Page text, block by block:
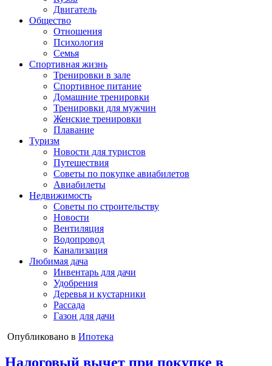
Двигатель
Общество
Отношения
Психология
Семья
Спортивная жизнь
Тренировки в зале
Спортивное питание
Домашние тренировки
Тренировки для мужчин
Женские тренировки
Плавание
Туризм
Новости для туристов
Путешествия
Советы по покупке авиабилетов
Авиабилеты
Недвижимость
Советы по строительству
Новости
Вентиляция
Водопровод
Канализация
Любимая дача
Инвентарь для дачи
Удобрения
Деревья и кустарники
Рассада
Газон для дачи
Опубликовано в Ипотека
Налоговый вычет при покупке в